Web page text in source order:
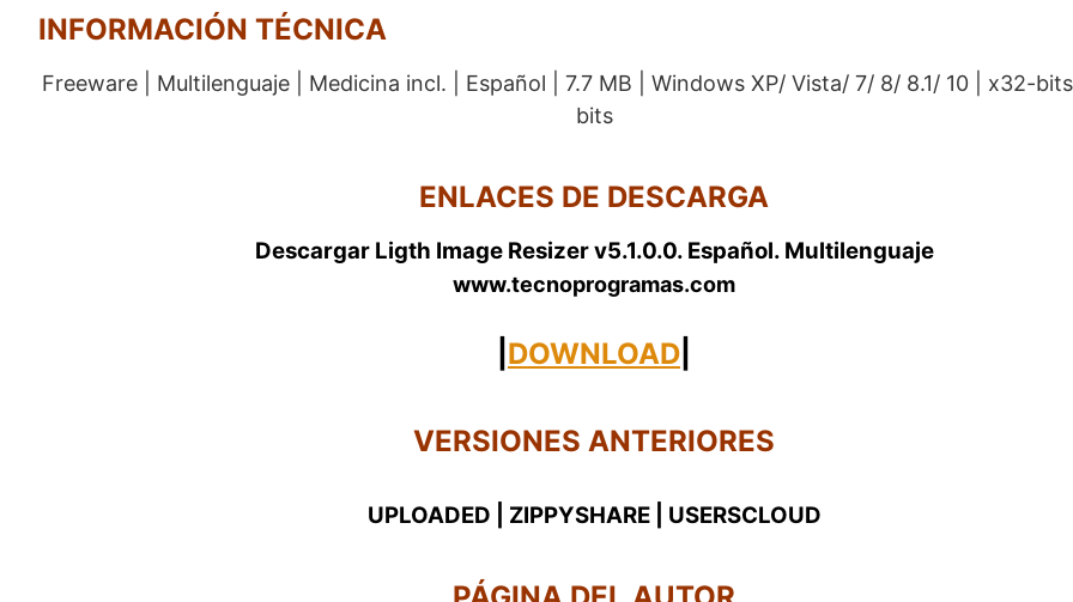
INFORMACIÓN TÉCNICA
Freeware | Multilenguaje | Medicina incl. | Español | 7.7 MB | Windows XP/ Vista/ 7/ 8/ 8.1/ 10 | x32-
bits
ENLACES DE DESCARGA
Descargar Ligth Image Resizer v5.1.0.0. Español. Multilenguaje
www.tecnoprogramas.com
DOWNLOAD
VERSIONES ANTERIORES
UPLOADED ZIPPYSHARE| USERSCLOUD